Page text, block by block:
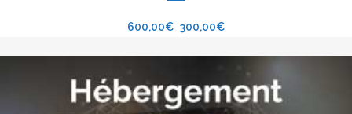
600,00€ 300,00€